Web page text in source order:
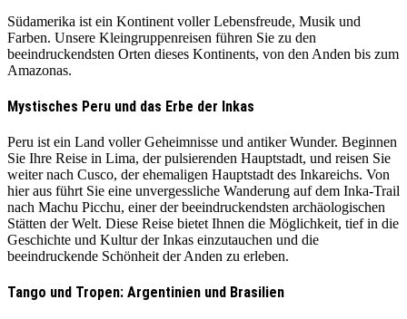
Südamerika ist ein Kontinent voller Lebensfreude, Musik und
Farben. Unsere Kleingruppenreisen führen Sie zu den
beeindruckendsten Orten dieses Kontinents, von den Anden bis zum
Amazonas.
Mystisches Peru und das Erbe der Inkas
Peru ist ein Land voller Geheimnisse und antiker Wunder. Beginnen
Sie Ihre Reise in Lima, der pulsierenden Hauptstadt, und reisen Sie
weiter nach Cusco, der ehemaligen Hauptstadt des Inkareichs. Von
hier aus führt Sie eine unvergessliche Wanderung auf dem Inka-Trail
nach Machu Picchu, einer der beeindruckendsten archäologischen
Stätten der Welt. Diese Reise bietet Ihnen die Möglichkeit, tief in die
Geschichte und Kultur der Inkas einzutauchen und die
beeindruckende Schönheit der Anden zu erleben.
Tango und Tropen: Argentinien und Brasilien